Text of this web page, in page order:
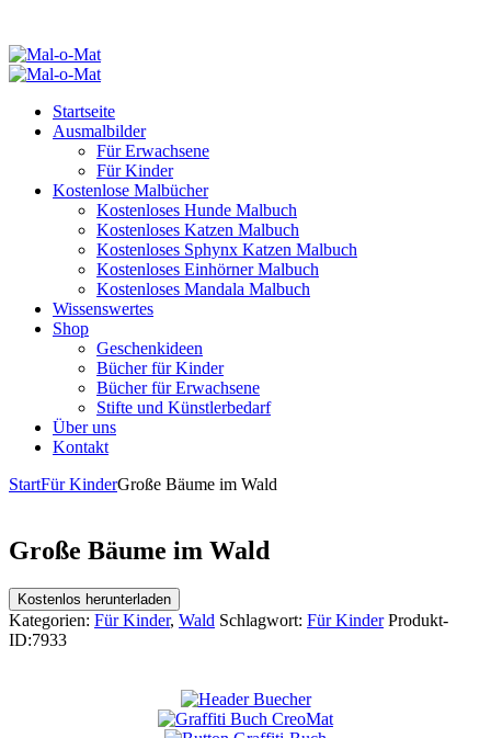
Startseite
Ausmalbilder
Für Erwachsene
Für Kinder
Kostenlose Malbücher
Kostenloses Hunde Malbuch
Kostenloses Katzen Malbuch
Kostenloses Sphynx Katzen Malbuch
Kostenloses Einhörner Malbuch
Kostenloses Mandala Malbuch
Wissenswertes
Shop
Geschenkideen
Bücher für Kinder
Bücher für Erwachsene
Stifte und Künstlerbedarf
Über uns
Kontakt
StartFür KinderGroße Bäume im Wald
Große Bäume im Wald
Kostenlos herunterladen
Kategorien: Für Kinder, Wald Schlagwort: Für Kinder Produkt-
ID:7933